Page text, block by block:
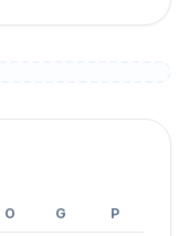
O G P